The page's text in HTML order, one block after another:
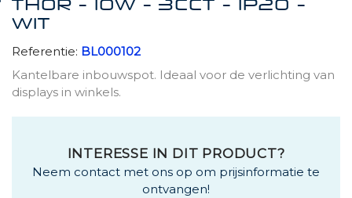
THOR - 10W - 3CCT - IP20 -
WIT
Referentie: BL000102
Kantelbare inbouwspot. Ideaal voor de verlichting van
displays in winkels.
INTERESSE IN DIT PRODUCT?
Neem contact met ons op om prijsinformatie te
ontvangen!